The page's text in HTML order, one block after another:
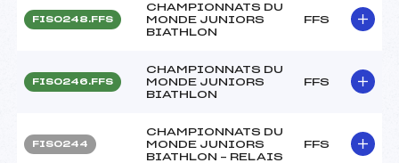
FIS0248.FFS
CHAMPIONNATS DU
MONDE JUNIORS
BIATHLON
FFS
FIS0246.FFS
CHAMPIONNATS DU
MONDE JUNIORS
BIATHLON
FFS
FIS0244
CHAMPIONNATS DU
MONDE JUNIORS
BIATHLON – RELAIS
FFS